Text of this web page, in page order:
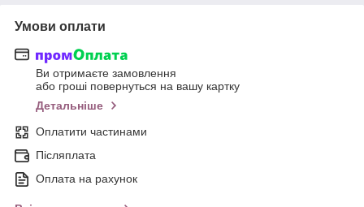
Умови оплати
Ви отримаєте замовлення
або гроші повернуться на вашу картку
Детальніше
Оплатити частинами
Післяплата
Оплата на рахунок